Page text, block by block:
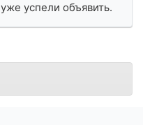
успели объявить.